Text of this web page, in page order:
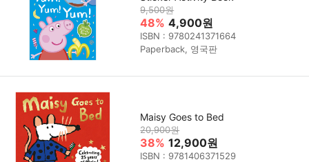
9,500원
48% 4,900원
ISBN : 9780241371664
Paperback, 영국판
Maisy Goes to Bed
20,900원
38% 12,900원
ISBN : 9781406371529